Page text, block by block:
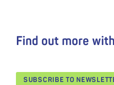
Find out more
SUBSCRIBE TO